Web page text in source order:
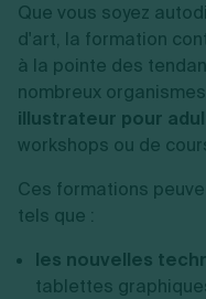
Que vous soyez
d'art, la formation
à la pointe des
nombreux
illustrateur pour
workshops ou de
Ces formations
tels que :
les nouvelles
tablettes